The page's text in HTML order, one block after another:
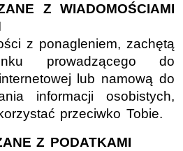
Z WIADOMOŚCIAMI
z ponagleniem, zachętą
prowadzącego do
lub namową do
informacji osobistych,
przeciwko Tobie.
Z PODATKAMI